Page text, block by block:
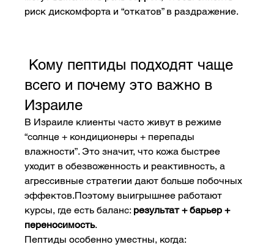
риск дискомфорта и “откатов” в раздражение.
Кому пептиды подходят чаще
всего и почему это важно в
Израиле
В Израиле клиенты часто живут в режиме
“солнце + кондиционеры + перепады
влажности”. Это значит, что кожа быстрее
уходит в обезвоженность и реактивность, а
агрессивные стратегии дают больше побочных
эффектов.Поэтому выигрышнее работают
курсы, где есть баланс: результат + барьер +
переносимость.
Пептиды особенно уместны, когда: